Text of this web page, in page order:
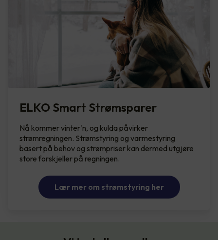
ELKO Smart Strømsparer
Nå kommer vinter'n, og kulda påvirker
strømregningen. Strømstyring og varmestyring
basert på behov og strømpriser kan dermed utgjøre
store forskjeller på regningen.
Lær mer om strømstyring her